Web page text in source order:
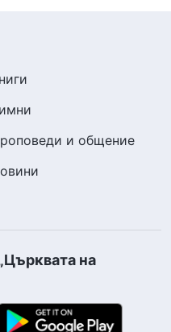
и общение
на